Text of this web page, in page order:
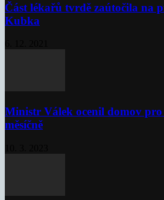
Část lékařů tvrdě zaútočila na
Kubka
Ministr Válek ocenil domov pro
měsíčně